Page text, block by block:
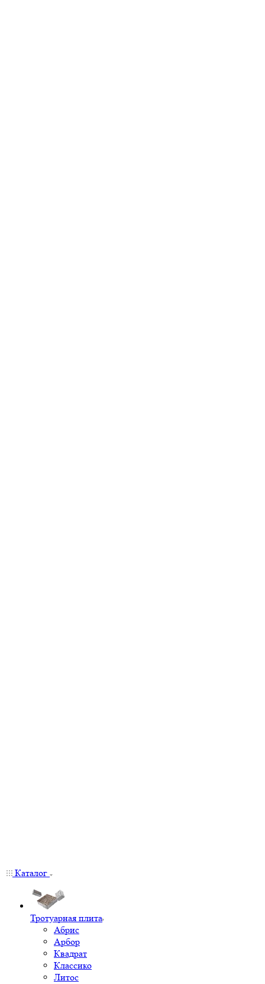
Каталог
Тротуарная плита
Абрис
Арбор
Квадрат
Классико
Литос